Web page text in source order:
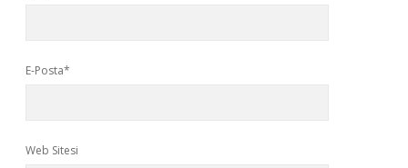
E-Posta*
Web Sitesi